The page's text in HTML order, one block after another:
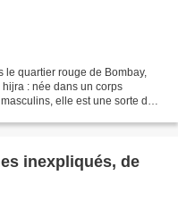
quartier rouge de Bombay,
: née dans un corps
elle est une sorte de
inexpliqués, de